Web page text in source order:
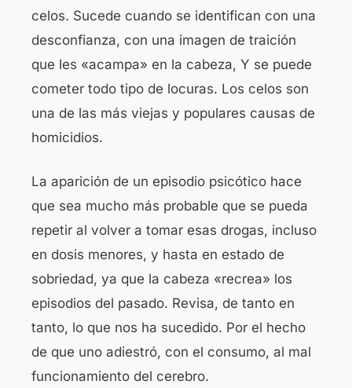
celos. Sucede cuando se identifican con una
desconfianza, con una imagen de traición
que les «acampa» en la cabeza, Y se puede
cometer todo tipo de locuras. Los celos son
una de las más viejas y populares causas de
homicidios.
La aparición de un episodio psicótico hace
que sea mucho más probable que se pueda
repetir al volver a tomar esas drogas, incluso
en dosis menores, y hasta en estado de
sobriedad, ya que la cabeza «recrea» los
episodios del pasado. Revisa, de tanto en
tanto, lo que nos ha sucedido. Por el hecho
de que uno adiestró, con el consumo, al mal
funcionamiento del cerebro.